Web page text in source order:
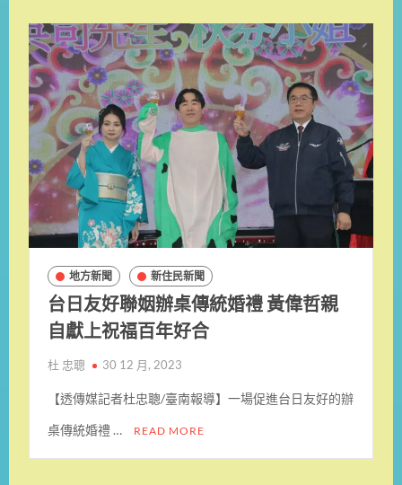
地方新聞 新住民新聞
台日友好聯姻辦桌傳統婚禮 黃偉哲親
自獻上祝福百年好合
杜 忠聰 30 12 月, 2023
【透傳媒記者杜忠聰/臺南報導】一場促進台日友好的辦
桌傳統婚禮 … READ MORE